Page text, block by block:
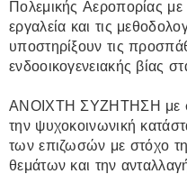
Πολεμικής Αεροπορίας
εργαλεία και τις
υποστηρίξουν τις
ενδοοικογενειακής βίας
ΑΝΟΙΧΤΗ ΣΥΖΗΤΗΣΗ με
την ψυχοκοινωνική
των επιζωσών με στόχο
θεμάτων και την